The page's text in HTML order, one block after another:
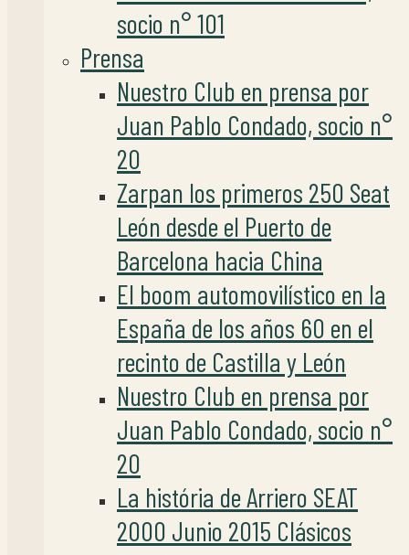
socio n° 101
Prensa
Nuestro Club en prensa por
Juan Pablo Condado, socio n°
20
Zarpan los primeros 250 Seat
León desde el Puerto de
Barcelona hacia China
El boom automovilístico en la
España de los años 60 en el
recinto de Castilla y León
Nuestro Club en prensa por
Juan Pablo Condado, socio n°
20
La história de Arriero SEAT
2000 Junio 2015 Clásicos